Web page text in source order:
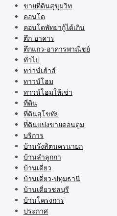
ขายที่ดินสุขุมวิท
คอนโด
คอนโดพัทยากู้ได้เกิน
ตึก-อาคาร
ตึกแถว-อาคารพาณิชย์
ทั่วไป
ทาวน์เฮ้าส์
ทาวน์โฮม
ทาวน์โฮมให้เช่า
ที่ดิน
ที่ดินสุโขทัย
ที่ดินแบ่งขายดอนตูม
บริการ
บ้านรังสิตนครนายก
บ้านลำลูกกา
บ้านเดี่ยว
บ้านเดี่ยว-ปทุมธานี
บ้านเดี่ยวชลบุรี
บ้านโครงการ
ประกาศ